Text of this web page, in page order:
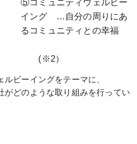
イング …自分の周りにあ
るコミュニティとの幸福
(※2）
ビーイングをテーマに、
がどのような取り組みを行ってい